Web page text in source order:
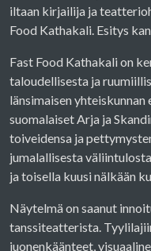
iltaan kirjailija ja
Food Kathakali. Esitys
Fast Food Kathakali on
taloudellisesta ja
länsimaisen
suomalaiset Arja ja
toiveidensa ja
jumalallisesta
ja toisella kuusi nälkään
Näytelmä on saanut
tanssiteatterista.
juonenkäänteet,